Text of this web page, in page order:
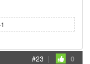
#23 | 0